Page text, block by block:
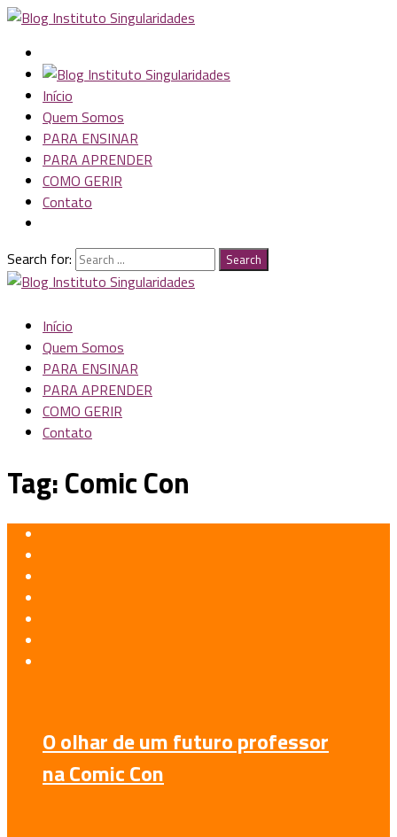
Início
Quem Somos
PARA ENSINAR
PARA APRENDER
COMO GERIR
Contato
Search for: Search
Início
Quem Somos
PARA ENSINAR
PARA APRENDER
COMO GERIR
Contato
Tag:Comic Con
O olhar de um futuro professor
na Comic Con